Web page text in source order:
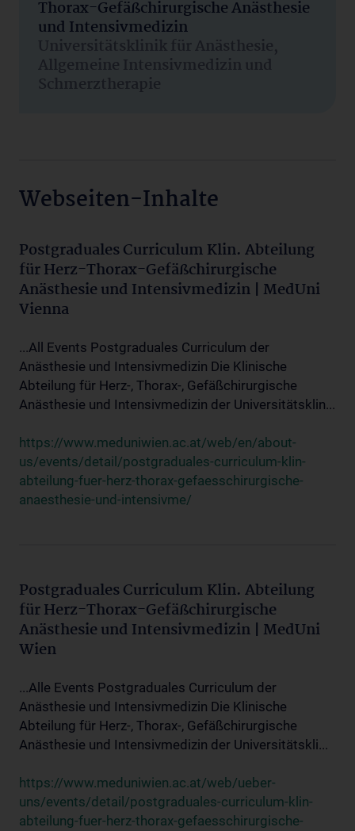
Thorax-Gefäßchirurgische Anästhesie
und Intensivmedizin
Universitätsklinik für Anästhesie,
Allgemeine Intensivmedizin und
Schmerztherapie
Webseiten-Inhalte
Postgraduales Curriculum Klin. Abteilung
für Herz-Thorax-Gefäßchirurgische
Anästhesie und Intensivmedizin | MedUni
Vienna
...All Events Postgraduales Curriculum der
Anästhesie und Intensivmedizin Die Klinische
Abteilung für Herz-, Thorax-, Gefäßchirurgische
Anästhesie und Intensivmedizin der Universitätsklin...
https://www.meduniwien.ac.at/web/en/about-
us/events/detail/postgraduales-curriculum-klin-
abteilung-fuer-herz-thorax-gefaesschirurgische-
anaesthesie-und-intensivme/
Postgraduales Curriculum Klin. Abteilung
für Herz-Thorax-Gefäßchirurgische
Anästhesie und Intensivmedizin | MedUni
Wien
...Alle Events Postgraduales Curriculum der
Anästhesie und Intensivmedizin Die Klinische
Abteilung für Herz-, Thorax-, Gefäßchirurgische
Anästhesie und Intensivmedizin der Universitätskli...
https://www.meduniwien.ac.at/web/ueber-
uns/events/detail/postgraduales-curriculum-klin-
abteilung-fuer-herz-thorax-gefaesschirurgische-